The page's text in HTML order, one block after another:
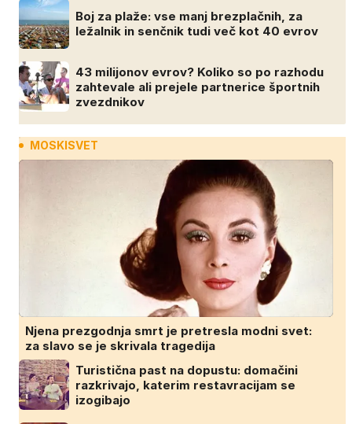
Boj za plaže: vse manj brezplačnih, za
ležalnik in senčnik tudi več kot 40 evrov
43 milijonov evrov? Koliko so po razhodu
zahtevale ali prejele partnerice športnih
zvezdnikov
MOSKISVET
Njena prezgodnja smrt je pretresla modni svet:
za slavo se je skrivala tragedija
Turistična past na dopustu: domačini
razkrivajo, katerim restavracijam se
izogibajo